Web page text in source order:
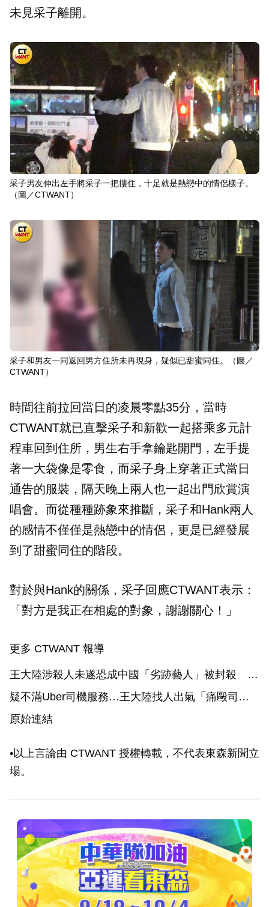
未見采子離開。
采子男友伸出左手將采子一把摟住，十足就是熱戀中的情侶樣子。
（圖／CTWANT）
采子和男友一同返回男方住所未再現身，疑似已甜蜜同住。（圖／
CTWANT）
時間往前拉回當日的凌晨零點35分，當時
CTWANT就已直擊采子和新歡一起搭乘多元計
程車回到住所，男生右手拿鑰匙開門，左手提
著一大袋像是零食，而采子身上穿著正式當日
通告的服裝，隔天晚上兩人也一起出門欣賞演
唱會。而從種種跡象來推斷，采子和Hank兩人
的感情不僅僅是熱戀中的情侶，更是已經發展
到了甜蜜同住的階段。
對於與Hank的關係，采子回應CTWANT表示：
「對方是我正在相處的對象，謝謝關心！」
更多 CTWANT 報導
王大陸涉殺人未遂恐成中國「劣跡藝人」被封殺 手
上「5部待播劇」可能消失
疑不滿Uber司機服務…王大陸找人出氣「痛毆司
機」成殺人未遂 Uber回應了
原始連結
•以上言論由 CTWANT 授權轉載，不代表東森新聞立
場。